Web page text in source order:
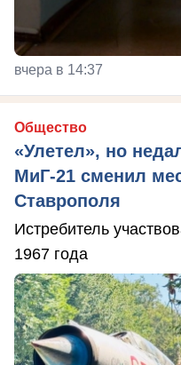
вчера в 14:37
Общество
«Улетел», но
МиГ-21 сменил
Ставрополя
Истребитель
1967 года